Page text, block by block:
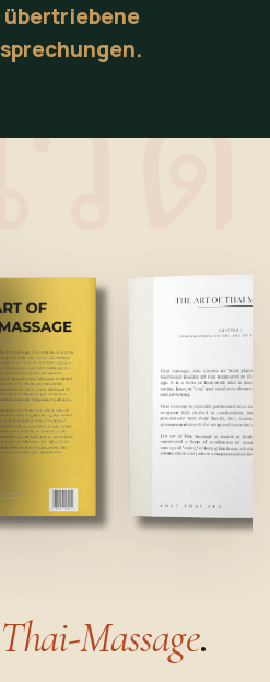
Massage.